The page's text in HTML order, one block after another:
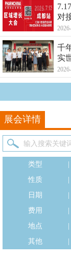
对
千
实
展会详情
类型
性质
日期
费用
地点
其他